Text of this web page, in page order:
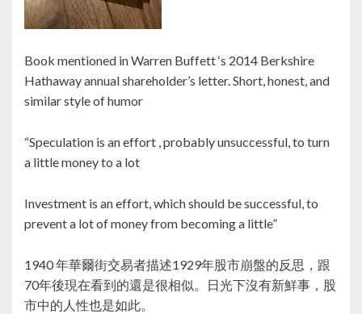
Book mentioned in Warren Buffett ‘s 2014 Berkshire
Hathaway annual shareholder’s letter. Short, honest, and
similar style of humor
“Speculation is an effort , probably unsuccessful, to turn
a little money to a lot
Investment is an effort, which should be successful, to
prevent a lot of money from becoming a little”
1940 年華爾街交易者描述1929年股市崩盤的反思，跟
70年後現在看到的還是很相似。日光下沒有新鮮事，股
市中的人性也是如此。